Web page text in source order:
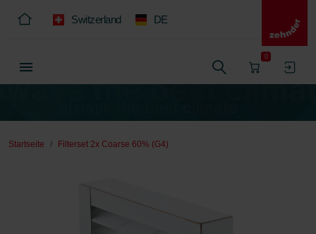
Switzerland DE
0
Startseite Filterset 2x Coarse 60% (G4)